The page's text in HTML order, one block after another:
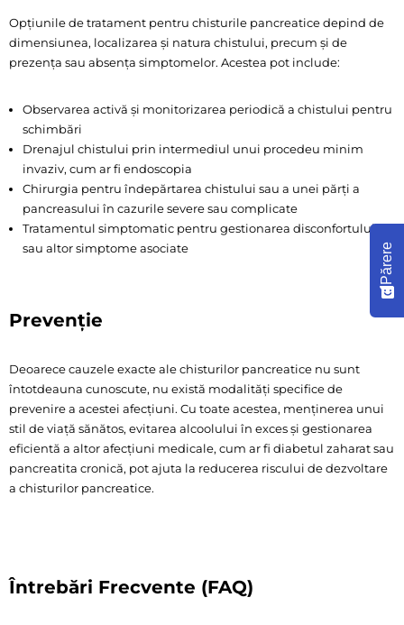
Opțiunile de tratament pentru chisturile pancreatice depind de
dimensiunea, localizarea și natura chistului, precum și de
prezența sau absența simptomelor. Acestea pot include:
Observarea activă și monitorizarea periodică a chistului pentru
schimbări
Drenajul chistului prin intermediul unui procedeu minim
invaziv, cum ar fi endoscopia
Chirurgia pentru îndepărtarea chistului sau a unei părți a
pancreasului în cazurile severe sau complicate
Tratamentul simptomatic pentru gestionarea disconfortului
sau altor simptome asociate
Prevenție
Deoarece cauzele exacte ale chisturilor pancreatice nu sunt
întotdeauna cunoscute, nu există modalități specifice de
prevenire a acestei afecțiuni. Cu toate acestea, menținerea unui
stil de viață sănătos, evitarea alcoolului în exces și gestionarea
eficientă a altor afecțiuni medicale, cum ar fi diabetul zaharat sau
pancreatita cronică, pot ajuta la reducerea riscului de dezvoltare
a chisturilor pancreatice.
Întrebări Frecvente (FAQ)
Părere